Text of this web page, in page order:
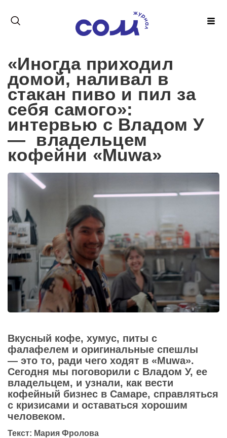
«Иногда приходил
домой, наливал в
стакан пиво и пил за
себя самого»:
интервью с Владом У
— владельцем
кофейни «Muwa»
Вкусный кофе, хумус, питы с
фалафелем и оригинальные спешлы
— это то, ради чего ходят в «Muwa».
Сегодня мы поговорили с Владом У, ее
владельцем, и узнали, как вести
кофейный бизнес в Самаре, справляться
с кризисами и оставаться хорошим
человеком.
Текст: Мария Фролова